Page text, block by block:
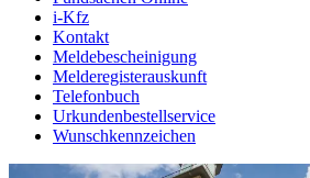
i-Kfz
Kontakt
Meldebescheinigung
Melderegisterauskunft
Telefonbuch
Urkundenbestellservice
Wunschkennzeichen